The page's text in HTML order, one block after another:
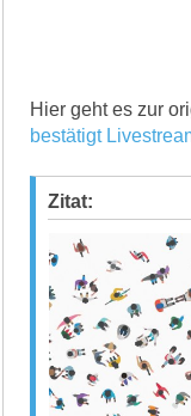
Hier geht es zur
bestätigt
Zitat: